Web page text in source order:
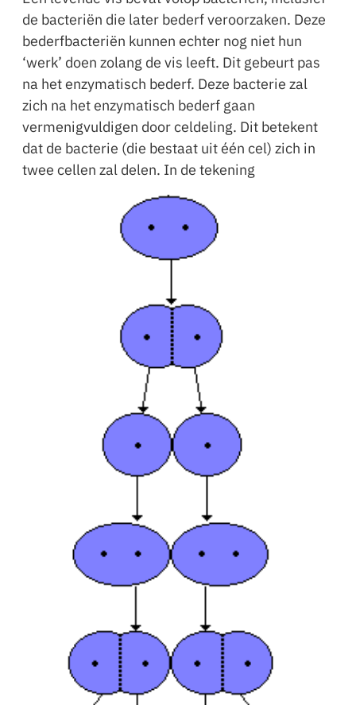
de bacteriën die later bederf veroorzaken. Deze
bederfbacteriën kunnen echter nog niet hun
‘werk’ doen zolang de vis leeft. Dit gebeurt pas
na het enzymatisch bederf. Deze bacterie zal
zich na het enzymatisch bederf gaan
vermenigvuldigen door celdeling. Dit betekent
dat de bacterie (die bestaat uit één cel) zich in
twee cellen zal delen. In de tekening